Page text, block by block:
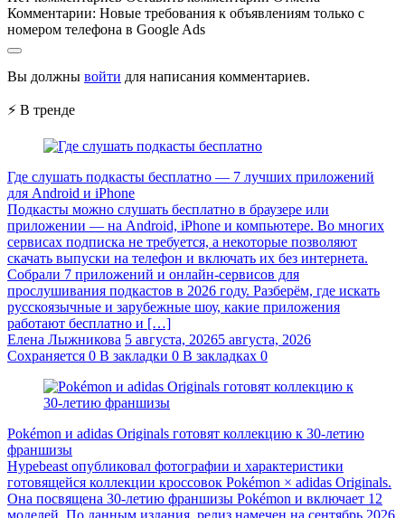
Комментарии: Новые требования к объявлениям только с
номером телефона в Google Ads
Вы должны войти для написания комментариев.
⚡ В тренде
Где слушать подкасты бесплатно — 7 лучших приложений
для Android и iPhone
Подкасты можно слушать бесплатно в браузере или
приложении — на Android, iPhone и компьютере. Во многих
сервисах подписка не требуется, а некоторые позволяют
скачать выпуски на телефон и включать их без интернета.
Собрали 7 приложений и онлайн-сервисов для
прослушивания подкастов в 2026 году. Разберём, где искать
русскоязычные и зарубежные шоу, какие приложения
работают бесплатно и […]
Елена Лыжникова 5 августа, 20265 августа, 2026
Сохраняется 0 В закладки 0 В закладках 0
Pokémon и adidas Originals готовят коллекцию к 30-летию
франшизы
Hypebeast опубликовал фотографии и характеристики
готовящейся коллекции кроссовок Pokémon × adidas Originals.
Она посвящена 30-летию франшизы Pokémon и включает 12